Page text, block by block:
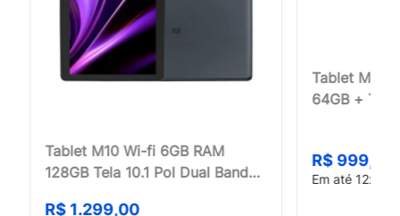
Tablet M10 Wi-fi 6GB RAM
128GB Tela 10.1 Pol Dual Band
R$ 1.299,00
Tablet M8
64GB +
R$ 999,
Em até 12x